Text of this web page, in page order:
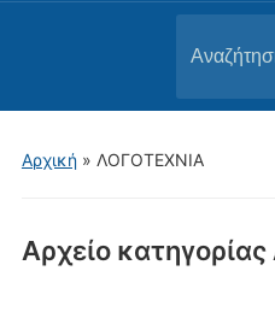
για:
Αρχική» ΛΟΓΟΤΕΧΝΙΑ
Αρχείο κατηγορίας